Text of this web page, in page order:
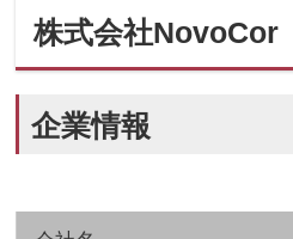
株式会社NovoCor
企業情報